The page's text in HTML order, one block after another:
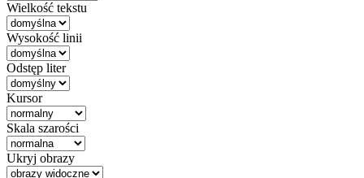
Wielkość tekstu
Wysokość linii
Odstęp liter
Kursor
Skala szarości
Ukryj obrazy